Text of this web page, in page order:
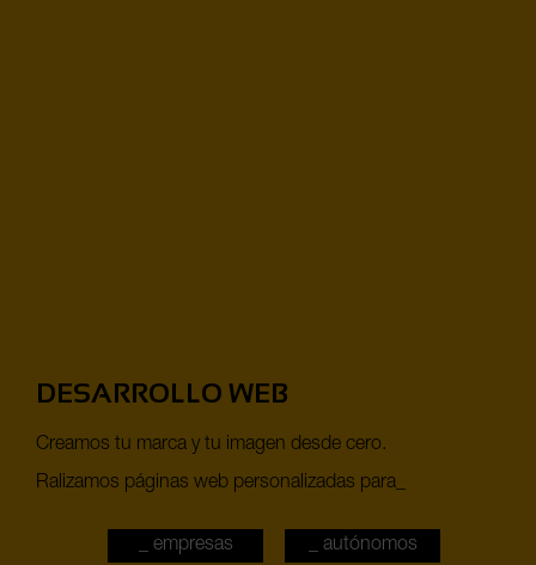
DESARROLLO WEB
Creamos tu marca y tu imagen desde cero.
Ralizamos páginas web personalizadas para_
_ empresas _ autónomos